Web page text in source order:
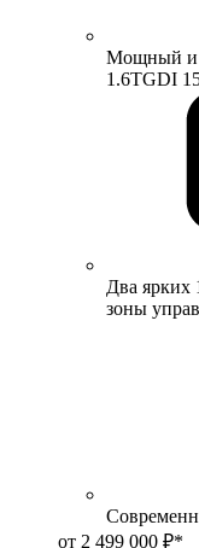
Мощный и
1.6TGDI
Два ярких
зоны
от 2 499 000 ₽*